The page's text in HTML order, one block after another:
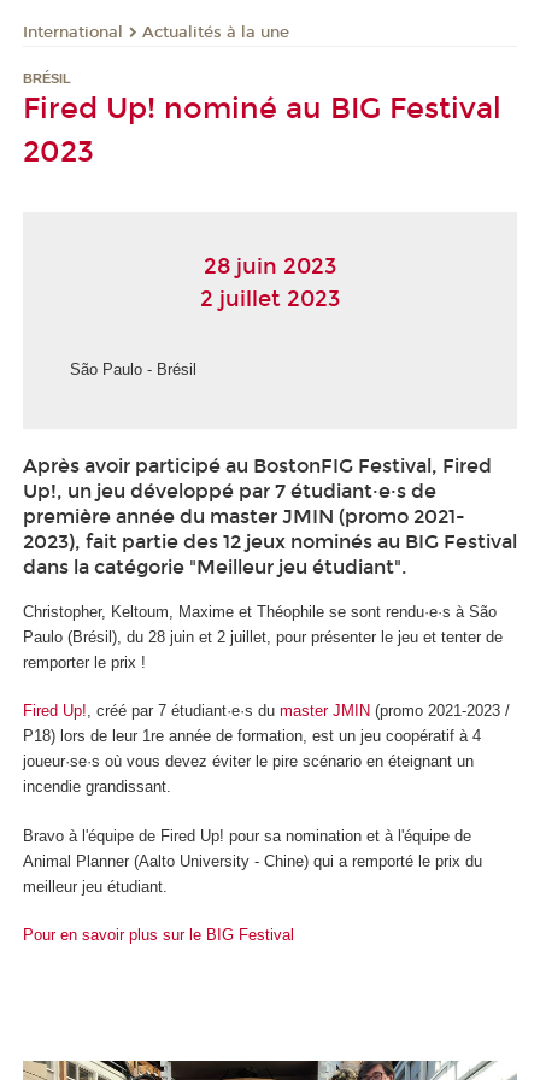
International Actualités à la une
BRÉSIL
Fired Up! nominé au BIG Festival
2023
28 juin 2023
2 juillet 2023
São Paulo - Brésil
Après avoir participé au BostonFIG Festival, Fired
Up!, un jeu développé par 7 étudiant·e·s de
première année du master JMIN (promo 2021-
2023), fait partie des 12 jeux nominés au BIG Festival
dans la catégorie "Meilleur jeu étudiant".
Christopher, Keltoum, Maxime et Théophile se sont rendu·e·s à São
Paulo (Brésil), du 28 juin et 2 juillet, pour présenter le jeu et tenter de
remporter le prix !
Fired Up!, créé par 7 étudiant·e·s du master JMIN (promo 2021-2023 /
P18) lors de leur 1re année de formation, est un jeu coopératif à 4
joueur·se·s où vous devez éviter le pire scénario en éteignant un
incendie grandissant.
Bravo à l'équipe de Fired Up! pour sa nomination et à l'équipe de
Animal Planner (Aalto University - Chine) qui a remporté le prix du
meilleur jeu étudiant.
Pour en savoir plus sur le BIG Festival